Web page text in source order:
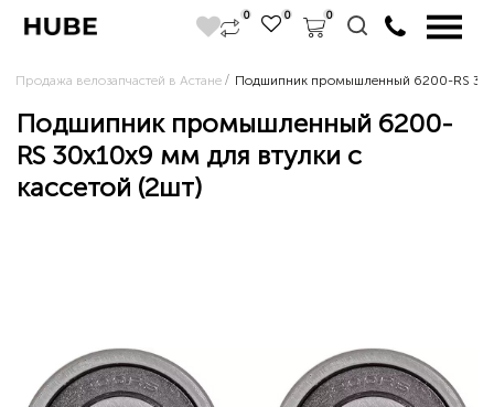
0 0 0
Продажа велозапчастей в Астане Подшипник промышленный 6200-RS
Подшипник промышленный 6200-
RS 30x10x9 мм для втулки с
кассетой (2шт)